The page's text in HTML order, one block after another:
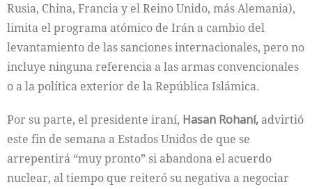
Rusia, China, Francia y el Reino Unido, más Alemania),
limita el programa atómico de Irán a cambio del
levantamiento de las sanciones internacionales, pero no
incluye ninguna referencia a las armas convencionales
o a la política exterior de la República Islámica.
Por su parte, el presidente iraní, Hasan Rohaní, advirtió
este fin de semana a Estados Unidos de que se
arrepentirá “muy pronto” si abandona el acuerdo
nuclear, al tiempo que reiteró su negativa a negociar